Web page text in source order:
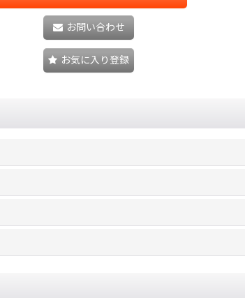
お問い合わせ
お気に入り登録